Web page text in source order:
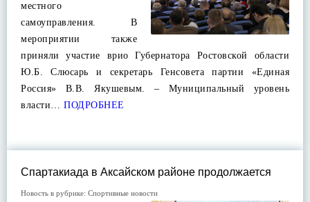
местного
самоуправления. В
мероприятии также
приняли участие врио Губернатора Ростовской области
Ю.Б. Слюсарь и секретарь Генсовета партии «Единая
Россия» В.В. Якушевым. – Муниципальный уровень
власти… ПОДРОБНЕЕ
Спартакиада в Аксайском районе продолжается
Новость в рубрике: Спортивные новости